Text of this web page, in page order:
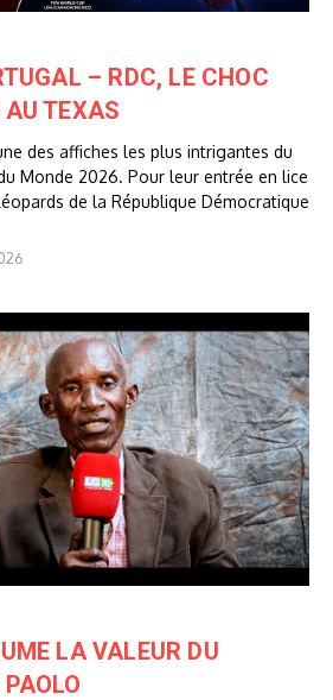
– RDC, LE CHOC
AU TEXAS
des affiches les plus intrigantes du
Monde 2026. Pour leur entrée en lice
de la République Démocratique
LA VALEUR DU